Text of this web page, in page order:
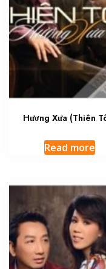
Hương Xưa (Thiên
Read more